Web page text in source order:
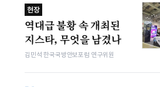
현장
역대급 불황 속 개최된
지스타, 무엇을 남겼나
김민석 한국국방안보포럼 연구위원